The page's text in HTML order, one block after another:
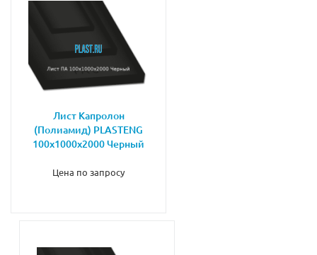
Лист Капролон
(Полиамид) PLASTENG
100х1000х2000 Черный
Цена по запросу